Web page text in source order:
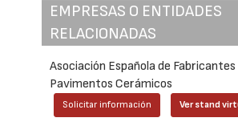
EMPRESAS O ENTIDADES
RELACIONADAS
Asociación Española de
Pavimentos Cerámicos
Solicitar información Ver stand